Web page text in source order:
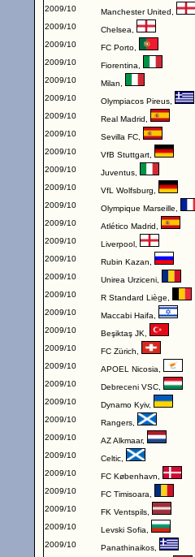
2009/10
Manchester United
2009/10
Chelsea
2009/10
FC Porto
2009/10
Fiorentina
2009/10
Milan
2009/10
Olympiacos Pireus
2009/10
Real Madrid
2009/10
Sevilla FC
2009/10
VfB Stuttgart
2009/10
Juventus
2009/10
VfL Wolfsburg
2009/10
Olympique Marseille
2009/10
Atlético Madrid
2009/10
Liverpool
2009/10
Rubin Kazan
2009/10
Unirea Urziceni
2009/10
R Standard Liège
2009/10
Maccabi Haifa
2009/10
Beşiktaş JK
2009/10
FC Zürich
2009/10
APOEL Nicosia
2009/10
Debreceni VSC
2009/10
Dynamo Kyiv,
2009/10
Rangers
2009/10
AZ Alkmaar,
2009/10
Celtic
2009/10
FC København
2009/10
FC Timisoara
2009/10
FK Ventspils
2009/10
Levski Sofia
2009/10
Panathinaikos